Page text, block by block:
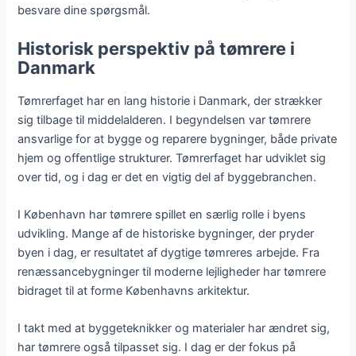
besvare dine spørgsmål.
Historisk perspektiv på tømrere i
Danmark
Tømrerfaget har en lang historie i Danmark, der strækker
sig tilbage til middelalderen. I begyndelsen var tømrere
ansvarlige for at bygge og reparere bygninger, både private
hjem og offentlige strukturer. Tømrerfaget har udviklet sig
over tid, og i dag er det en vigtig del af byggebranchen.
I København har tømrere spillet en særlig rolle i byens
udvikling. Mange af de historiske bygninger, der pryder
byen i dag, er resultatet af dygtige tømreres arbejde. Fra
renæssancebygninger til moderne lejligheder har tømrere
bidraget til at forme Københavns arkitektur.
I takt med at byggeteknikker og materialer har ændret sig,
har tømrere også tilpasset sig. I dag er der fokus på